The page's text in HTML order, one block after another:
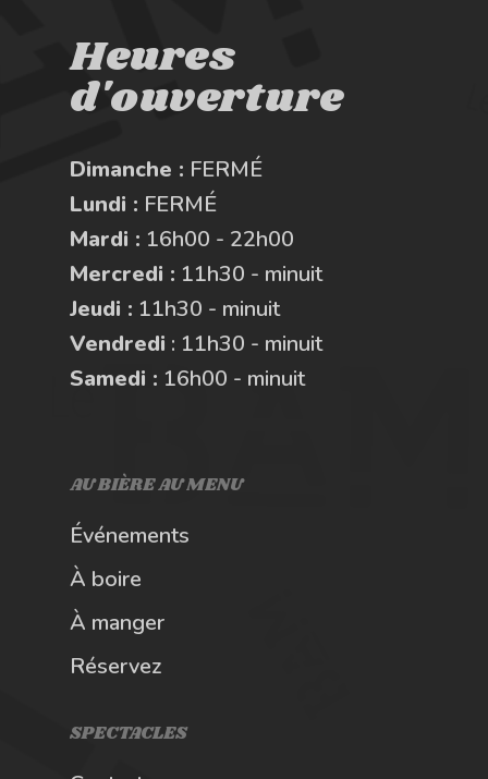
Heures
d'ouverture
Dimanche : FERMÉ
Lundi : FERMÉ
Mardi : 16h00 - 22h00
Mercredi : 11h30 - minuit
Jeudi : 11h30 - minuit
Vendredi : 11h30 - minuit
Samedi : 16h00 - minuit
AU BIÈRE AU MENU
Événements
À boire
À manger
Réservez
SPECTACLES